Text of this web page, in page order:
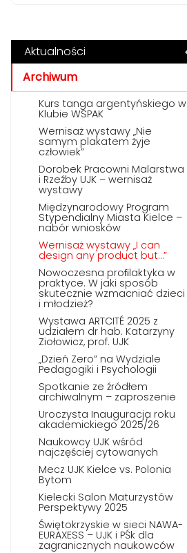
Aktualności
Archiwum
Kurs tanga argentyńskiego w
Klubie WSPAK
Wernisaż wystawy „Nie
samym plakatem żyje
człowiek”
Dorobek Pracowni Malarstwa
i Rzeźby UJK – wernisaż
wystawy
Międzynarodowy Program
Stypendialny Miasta Kielce –
nabór wniosków
Wernisaż wystawy „I can
design any product but…”
Nowoczesna proﬁlaktyka w
praktyce. W jaki sposób
skutecznie wzmacniać dzieci
i młodzież?
Wystawa ARTCITÉ 2025 z
udziałem dr hab. Katarzyny
Ziołowicz, prof. UJK
„Dzień Zero” na Wydziale
Pedagogiki i Psychologii
Spotkanie ze źródłem
archiwalnym – zaproszenie
Uroczysta Inauguracja roku
akademickiego 2025/26
Naukowcy UJK wśród
najczęściej cytowanych
Mecz UJK Kielce vs. Polonia
Bytom
Kielecki Salon Maturzystów
Perspektywy 2025
Świętokrzyskie w sieci NAWA-
EURAXESS – UJK i PŚk dla
zagranicznych naukowców